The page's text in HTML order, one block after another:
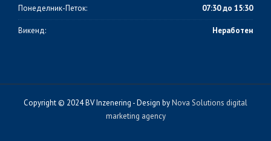
Понеделник-Петок: 07:30 до 15:30
Викенд: Неработен
Copyright © 2024 BV Inzenering - Design byNova Solutions digital
marketing agency